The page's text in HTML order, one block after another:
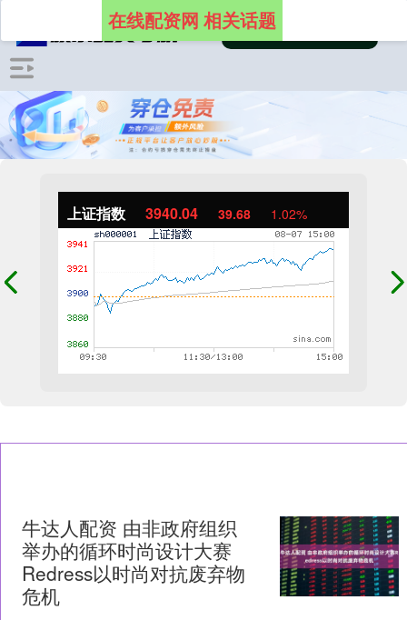
上证指数 3940.04 39.68 1.02%
在线配资网 相关话题
牛达人配资 由非政府组织
举办的循环时尚设计大赛
Redress以时尚对抗废弃物
危机